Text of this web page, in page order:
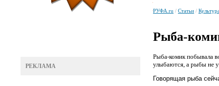
РЕКЛАМА
РУФА.ru / Статьи /
Рыба-
Рыба-комик побывала
улыбаются, а рыбы не
Говорящая рыба